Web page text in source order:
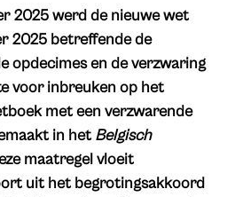
2025 werd de nieuwe wet
2025 betreffende de
opdecimes en de verzwaring
voor inbreuken op het
met een verzwarende
in het Belgisch
maatregel vloeit
uit het begrotingsakkoord